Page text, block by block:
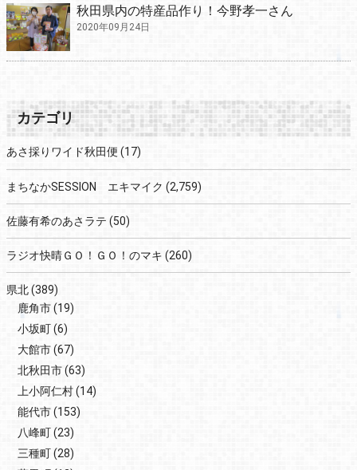
秋田県内の特産品作り！今野孝一さん
2020年09月24日
カテゴリ
あさ採りワイド秋田便 (17)
まちなかSESSION エキマイク (2,759)
佐藤有希のあさラテ (50)
ラジオ快晴ＧＯ！ＧＯ！のマキ (260)
県北(389)
鹿角市(19)
小坂町(6)
大館市(67)
北秋田市(63)
上小阿仁村(14)
能代市(153)
八峰町(23)
三種町(28)